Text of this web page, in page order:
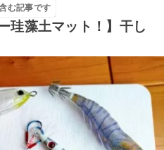
む記事です
珪藻土マット！】干し